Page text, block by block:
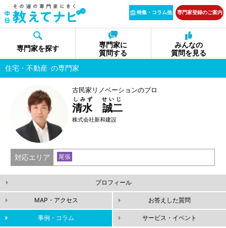
特集・コラム他 専門家登録のご案内
専門家を探す
専門家に
質問する
みんなの
質問を見る
住宅・不動産 の専門家
古民家リノベーションのプロ
清水 誠二
しみず せいじ
株式会社新和建設
対応エリア 尾張
プロフィール
MAP・アクセス お答えした質問
事例・コラム サービス・イベント